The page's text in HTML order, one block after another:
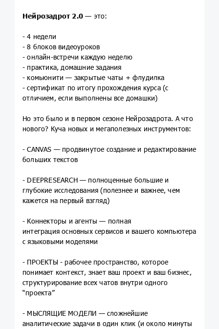
Нейрозадрот 2.0 — это:
- 4 недели
- 8 блоков видеоуроков
- онлайн-встречи каждую неделю
- практика, домашние задания
- комьюнити — закрытые чаты + флудилка
- сертификат по итогу прохождения курса (с
отличием, если выполнены все домашки)
Но это было и в первом сезоне Нейрозадрота. А что
нового? Куча новых и мегаполезных инструментов:
- CANVAS — продвинутое создание и редактирование
больших текстов
- DEEPRESEARCH — полноценные большие и
глубокие исследования (полезнее и важнее, чем
кажется на первый взгляд)
- Коннекторы и агенты — полная
интеграция основных сервисов и вашего компьютера
с языковыми моделями
- ПРОЕКТЫ - рабочее пространство, которое
понимает контекст, знает ваш проект и ваш бизнес,
структурирование всех чатов внутри одного
“проекта”
- МЫСЛЯЩИЕ МОДЕЛИ — сложнейшие
аналитические задачи в один клик (и около минуты